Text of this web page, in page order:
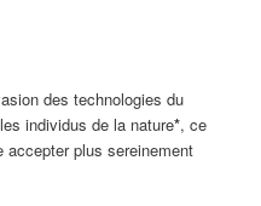
des technologies du
individus de la nature*, ce
accepter plus sereinement